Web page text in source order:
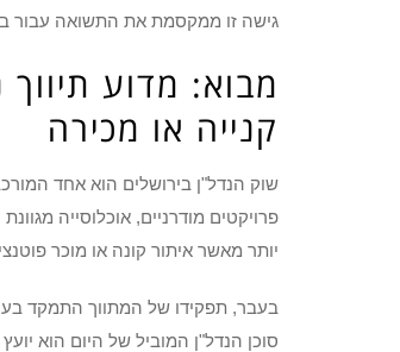
גישה זו ממקסמת את התשואה עבור
מבוא: מדוע
קנייה או מכירה
שוק הנדל"ן בירושלים הוא אחד
פרויקטים מודרניים, אוכלוסייה
יותר מאשר איתור קונה או מוכר
בעבר, תפקידו של המתווך התמקד
סוכן הנדל"ן המוביל של היום הוא